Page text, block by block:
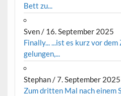
Bett zu...
Sven/ 16. September 2025
Finally... ...ist es kurz vor dem
gelungen,...
Stephan/7. September 2025
Zum dritten Mal nach einem